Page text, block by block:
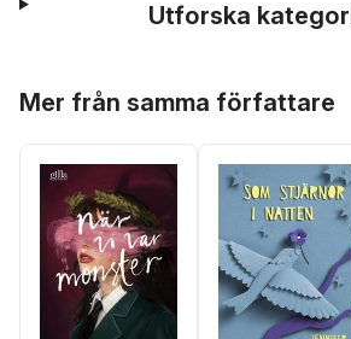
Utforska
Mer från samma författare